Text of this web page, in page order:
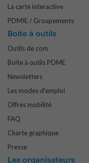
La carte interactive
PDMIE / Groupements
Boite à outils
Outils de com
Boîte à outils PDME
Newsletters
Les modes d'emploi
Offres mobilité
FAQ
Charte graphique
Presse
Les organisateurs